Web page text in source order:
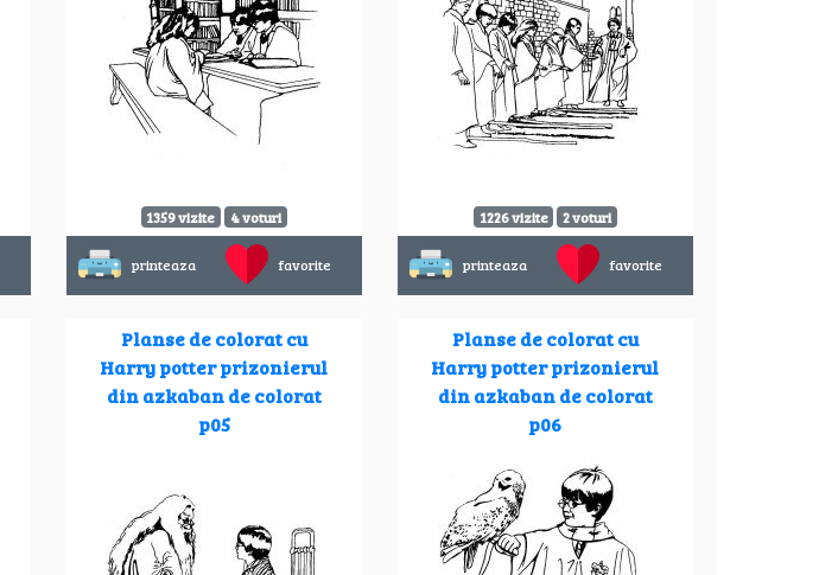
1359 vizite 4 voturi
printeaza favorite
1226 vizite 2 voturi
printeaza favorite
Planse de colorat cu
Harry potter prizonierul
din azkaban de colorat
p05
Planse de colorat cu
Harry potter prizonierul
din azkaban de colorat
p06